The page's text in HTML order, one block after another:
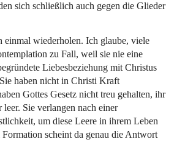
sich schließlich auch gegen die Glieder
einmal wiederholen. Ich glaube, viele
zu Fall, weil sie nie eine
Liebesbeziehung mit Christus
haben nicht in Christi Kraft
Gottes Gesetz nicht treu gehalten, ihr
leer. Sie verlangen nach einer
um diese Leere in ihrem Leben
scheint da genau die Antwort